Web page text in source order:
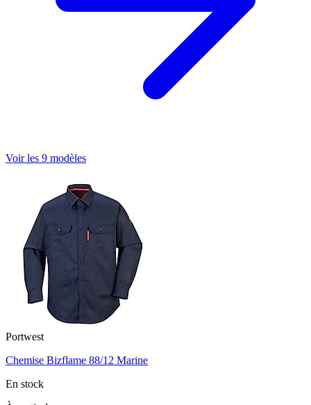
Voir les 9 modèles
Portwest
Chemise Bizflame 88/12 Marine
En stock